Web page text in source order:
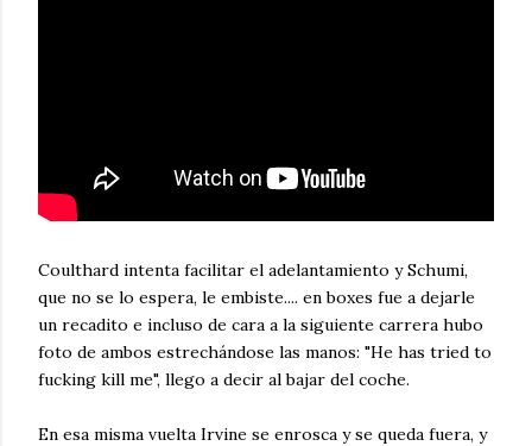
Coulthard intenta facilitar el adelantamiento y Schumi,
que no se lo espera, le embiste.... en boxes fue a dejarle
un recadito e incluso de cara a la siguiente carrera hubo
foto de ambos estrechándose las manos: "He has tried to
fucking kill me", llego a decir al bajar del coche.
En esa misma vuelta Irvine se enrosca y se queda fuera, y